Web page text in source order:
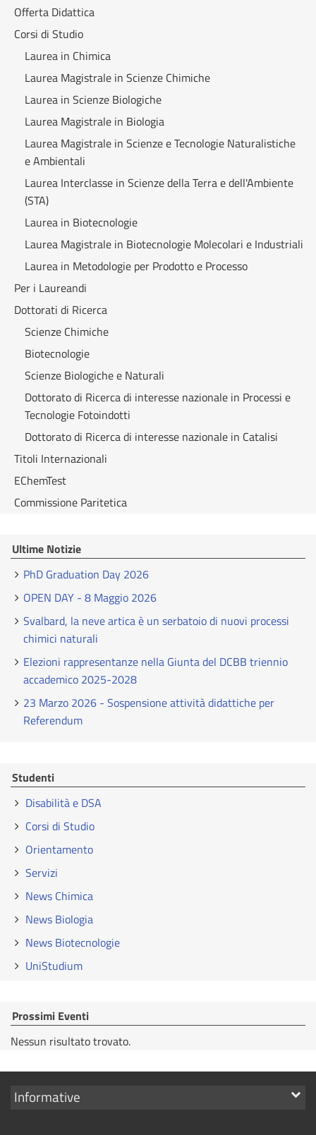
Offerta Didattica
Corsi di Studio
Laurea in Chimica
Laurea Magistrale in Scienze Chimiche
Laurea in Scienze Biologiche
Laurea Magistrale in Biologia
Laurea Magistrale in Scienze e Tecnologie Naturalistiche
e Ambientali
Laurea Interclasse in Scienze della Terra e dell'Ambiente
(STA)
Laurea in Biotecnologie
Laurea Magistrale in Biotecnologie Molecolari e Industriali
Laurea in Metodologie per Prodotto e Processo
Per i Laureandi
Dottorati di Ricerca
Scienze Chimiche
Biotecnologie
Scienze Biologiche e Naturali
Dottorato di Ricerca di interesse nazionale in Processi e
Tecnologie Fotoindotti
Dottorato di Ricerca di interesse nazionale in Catalisi
Titoli Internazionali
EChemTest
Commissione Paritetica
Ultime Notizie
PhD Graduation Day 2026
OPEN DAY - 8 Maggio 2026
Svalbard, la neve artica è un serbatoio di nuovi processi
chimici naturali
Elezioni rappresentanze nella Giunta del DCBB triennio
accademico 2025-2028
23 Marzo 2026 - Sospensione attività didattiche per
Referendum
Studenti
Disabilità e DSA
Corsi di Studio
Orientamento
Servizi
News Chimica
News Biologia
News Biotecnologie
UniStudium
Prossimi Eventi
Nessun risultato trovato.
Mostra
Informative